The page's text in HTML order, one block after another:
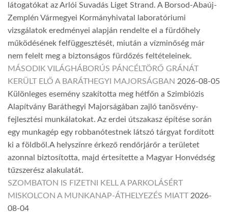
látogatókat az Arlói Suvadás Liget Strand. A Borsod-Abaúj-
Zemplén Vármegyei Kormányhivatal laboratóriumi
vizsgálatok eredményei alapján rendelte el a fürdőhely
működésének felfüggesztését, miután a vízminőség már
nem felelt meg a biztonságos fürdőzés feltételeinek.
MÁSODIK VILÁGHÁBORÚS PÁNCÉLTÖRŐ GRÁNÁT
KERÜLT ELŐ A BARÁTHEGYI MAJORSÁGBAN 2026-08-05
Különleges esemény szakította meg hétfőn a Szimbiózis
Alapítvány Baráthegyi Majorságában zajló tanösvény-
fejlesztési munkálatokat. Az erdei útszakasz építése során
egy munkagép egy robbanótestnek látszó tárgyat fordított
ki a földből.A helyszínre érkező rendőrjárőr a területet
azonnal biztosította, majd értesítette a Magyar Honvédség
tűzszerész alakulatát.
SZOMBATON IS FIZETNI KELL A PARKOLÁSÉRT
MISKOLCON A MUNKANAP-ÁTHELYEZÉS MIATT 2026-
08-04